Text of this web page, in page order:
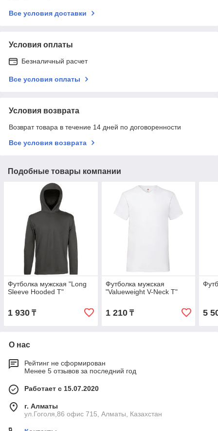
Все условия доставки
Условия оплаты
Безналичный расчет
Все условия оплаты
Условия возврата
Возврат товара в течение 14 дней по договоренности
Все условия возврата
Подобные товары компании
Футболка мужская "Long
Sleeve Hooded T"
1 930 ₸
Футболка мужская
"Valueweight V-Neck T"
1 210₸ 5
О нас
Рейтинг не сформирован
Менее 5 отзывов за последний год
Работает с 15.07.2020
г. Алматы
ул.Гоголя,86 офис 715, Алматы, Казахстан